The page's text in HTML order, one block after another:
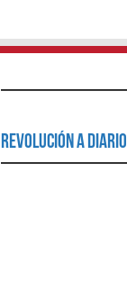
Revolución a Diario